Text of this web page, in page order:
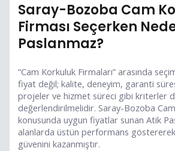
Saray-Bozoba Cam
Firması Seçerken
Paslanmaz?
“Cam Korkuluk Firmaları” arasında
fiyat değil; kalite, deneyim, garanti
projeler ve hizmet süreci gibi kriterler
değerlendirilmelidir. Saray-Bozoba
konusunda uygun fiyatlar sunan Atik
alanlarda üstün performans
güvenini kazanmıştır.